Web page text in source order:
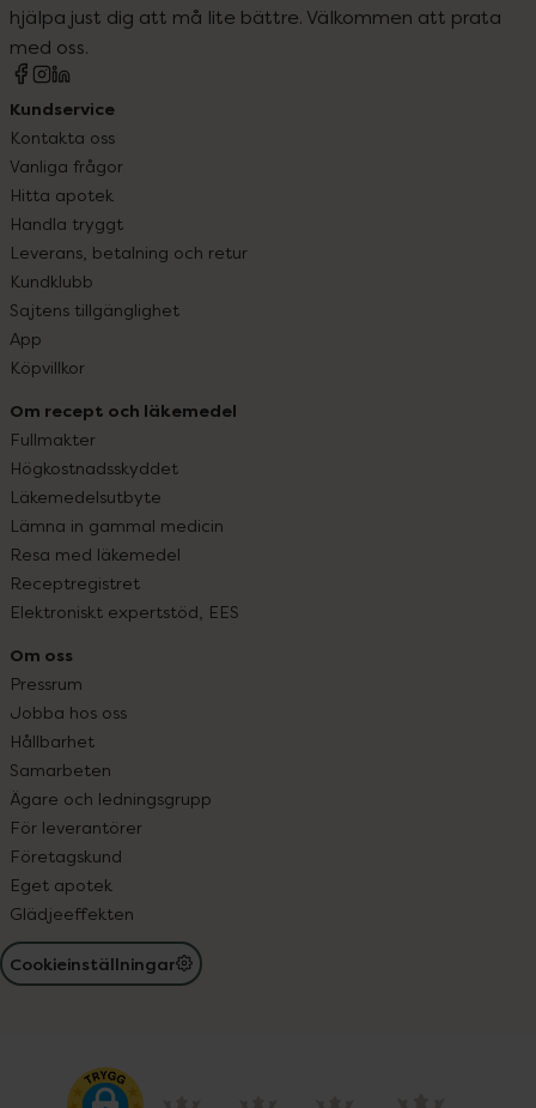
hjälpa just dig att må lite bättre. Välkommen att prata
med oss.
Kundservice
Kontakta oss
Vanliga frågor
Hitta apotek
Handla tryggt
Leverans, betalning och retur
Kundklubb
Sajtens tillgänglighet
App
Köpvillkor
Om recept och läkemedel
Fullmakter
Högkostnadsskyddet
Läkemedelsutbyte
Lämna in gammal medicin
Resa med läkemedel
Receptregistret
Elektroniskt expertstöd, EES
Om oss
Pressrum
Jobba hos oss
Hållbarhet
Samarbeten
Ägare och ledningsgrupp
För leverantörer
Företagskund
Eget apotek
Glädjeeffekten
Cookieinställningar